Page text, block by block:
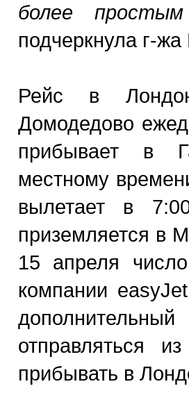
более
подчеркнула г-
Рейс в
Домодедово
прибывает в
местному
вылетает в
приземляется в
15 апреля
компании
отправляться
прибывать в